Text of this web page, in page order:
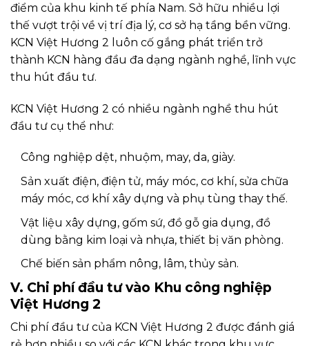
điểm của khu kinh tế phía Nam. Sở hữu nhiều lợi
thế vượt trội về vị trí địa lý, cơ sở hạ tầng bền vững.
KCN Việt Hương 2 luôn cố gắng phát triển trở
thành KCN hàng đầu đa dạng ngành nghề, lĩnh vực
thu hút đầu tư.
KCN Việt Hương 2 có nhiều ngành nghề thu hút
đầu tư cụ thể như:
Công nghiệp dệt, nhuộm, may, da, giày.
Sản xuất điện, điện tử, máy móc, cơ khí, sửa chữa
máy móc, cơ khí xây dựng và phụ tùng thay thế.
Vật liệu xây dựng, gốm sứ, đồ gỗ gia dụng, đồ
dùng bằng kim loại và nhựa, thiết bị văn phòng.
Chế biến sản phẩm nông, lâm, thủy sản.
V. Chi phí đầu tư vào Khu công nghiệp
Việt Hương 2
Chi phí đầu tư của KCN Việt Hương 2 được đánh giá